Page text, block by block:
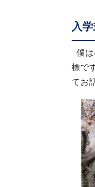
入
僕
標で
てお